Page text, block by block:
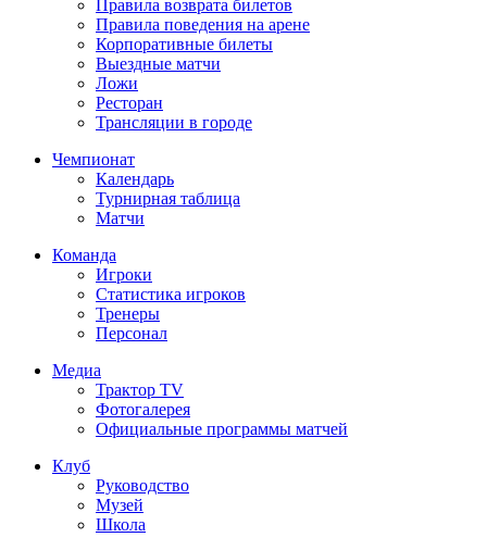
Правила возврата билетов
Правила поведения на арене
Корпоративные билеты
Выездные матчи
Ложи
Ресторан
Трансляции в городе
Чемпионат
Календарь
Турнирная таблица
Матчи
Команда
Игроки
Статистика игроков
Тренеры
Персонал
Медиа
Трактор TV
Фотогалерея
Официальные программы матчей
Клуб
Руководство
Музей
Школа